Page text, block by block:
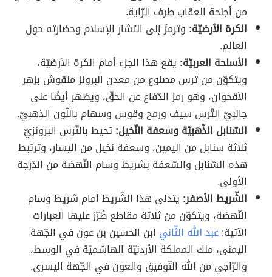
من أجنحة العقاب طرف الرّاية.
الكرة الأرضيّة: وترمزُ إلى انتشار الإسلام وحضارته حول
العالم.
الأسلحة العربيّة: يقع هذا الجزء أمام الكرة الأرضيّة،
ويتكوّن من ترس مصنوع من معدن البرونز منقوش بزهر
الأقحوان، وهو رمز الدّفاع عن الحقّ، ويظهر أيضًا على
جانبيّ التّرس سيف ورمح وقوس وسهام باللّون الذهبيّ.
السّنابل الذّهبيّة وسعفة النّخيل:تحيط بالتّرس البرونزيّ
ثلاثة سنابل من اليمين، وسعفة نخيل من اليسار، وترتبط
هذه السّنابل والسّعفة بشريط وسام النّهضة من الدّرجة
الأولى.
الشّريط الأصفر: يتدلى هذا الشّريط أمام شريط وسام
النّهضة، ويتكوّن من ثلاثة مقاطع طُرّز عليها العبارات
الآتية:عبد الله الثّاني ابن الحسين بن عون في الجّهة
اليمنى، ملك المملكة الأردنيّة الهاشميّة في الوسط،
والرّاجي من الله التّوفيق والعون في الجّهة اليسرى.